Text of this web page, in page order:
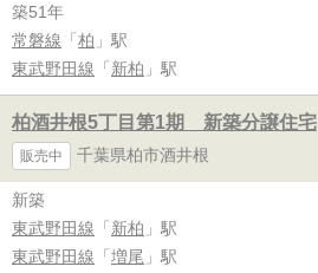
築51年
常磐線 「 柏 」駅
東武野田線 「 新柏 」駅
柏酒井根5丁目第1期 新築分譲住宅
販売中 千葉県柏市酒井根
新築
東武野田線 「 新柏 」駅
東武野田線 「 増尾 」駅